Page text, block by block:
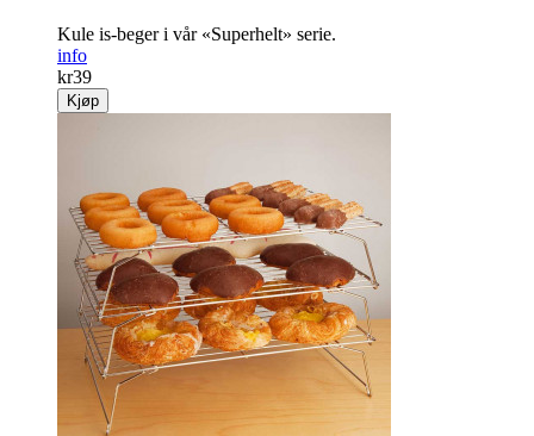
Kule is-beger i vår «Superhelt» serie.
info
kr39
Kjøp